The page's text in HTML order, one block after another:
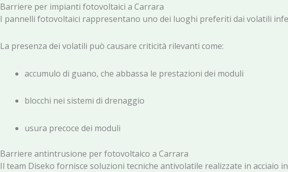
Barriere per impianti fotovoltaici a Carrara
I pannelli fotovoltaici rappresentano uno dei luoghi preferiti dai volatili
La presenza dei volatili può causare criticità rilevanti come:
accumulo di guano, che abbassa le prestazioni dei moduli
blocchi nei sistemi di drenaggio
usura precoce dei moduli
Barriere antintrusione per fotovoltaico a Carrara
Il team Diseko fornisce soluzioni tecniche antivolatile realizzate in